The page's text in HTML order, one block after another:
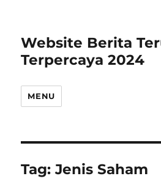
Website Berita
Terpercaya 2024
MENU
Tag:Jenis Saham